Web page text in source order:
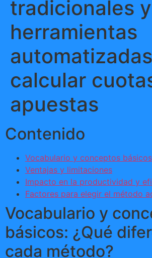
tradicionales y
herramientas
calcular
apuestas
Contenido
Vocabulario y conceptos básicos
Ventajas y limitaciones
Impacto en la productividad y
Factores para elegir el método
Vocabulario y
básicos: ¿Qué
cada método?